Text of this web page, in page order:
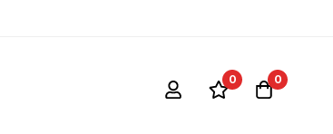
0 0